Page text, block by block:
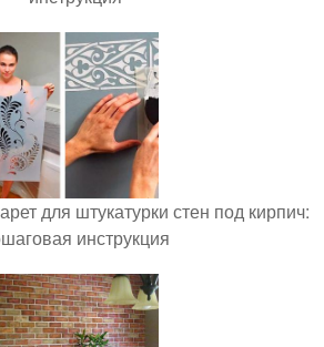
для штукатурки стен под кирпич:
инструкция